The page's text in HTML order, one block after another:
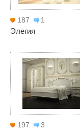
187 1
Элегия
197 3